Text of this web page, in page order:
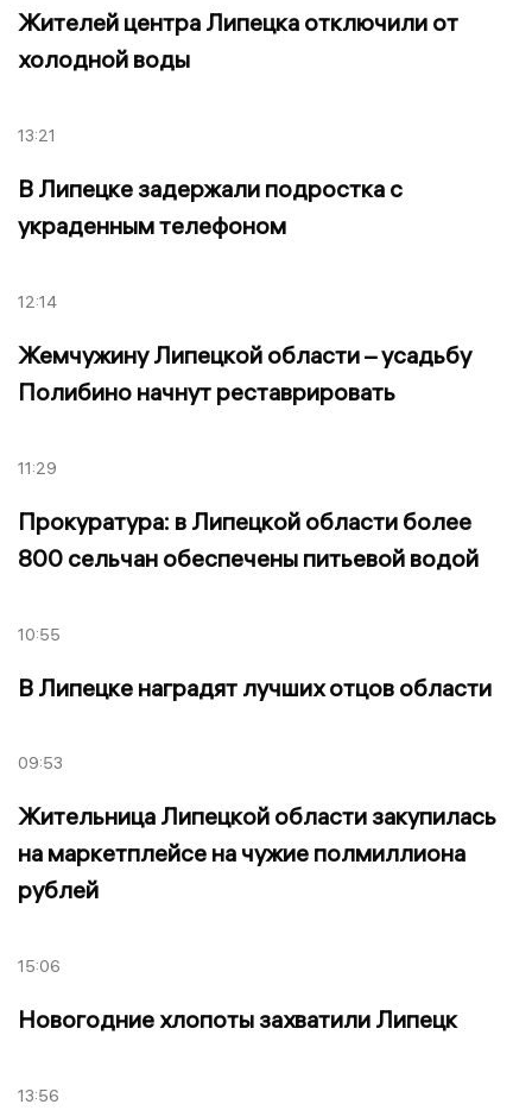
Жителей центра Липецка отключили от
холодной воды
13:21
В Липецке задержали подростка с
украденным телефоном
12:14
Жемчужину Липецкой области – усадьбу
Полибино начнут реставрировать
11:29
Прокуратура: в Липецкой области более
800 сельчан обеспечены питьевой водой
10:55
В Липецке наградят лучших отцов области
09:53
Жительница Липецкой области закупилась
на маркетплейсе на чужие полмиллиона
рублей
15:06
Новогодние хлопоты захватили Липецк
13:56